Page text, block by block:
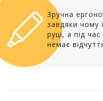
Зручна
завдяки чому
руці, а під
немає